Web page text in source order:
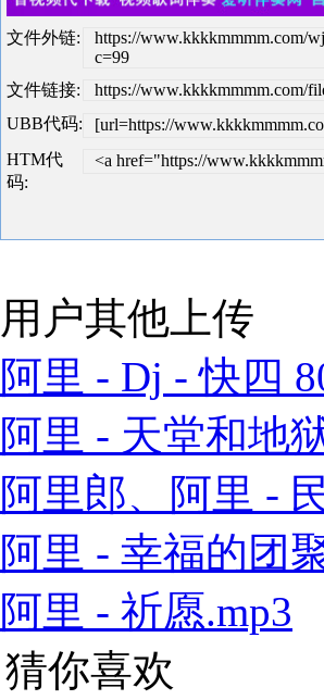
文件外链:
https://www.kkkkmmmm.com/
c=99
文件链接:
https://www.kkkkmmmm.com/
UBB代码:
[url=https://
HTM代
码:
<a href="https://
用户其他上传
阿里 - Dj - 快四
阿里 - 天堂和地
阿里郎、阿里 -
阿里 - 幸福的团
阿里 - 祈愿.mp3
猜你喜欢